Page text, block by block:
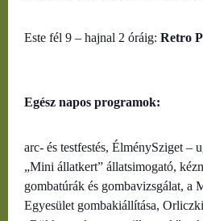
Este fél 9 – hajnal 2 óráig: Retro
Egész napos programok:
arc- és testfestés, ÉlménySziget –
„Mini állatkert” állatsimogató,
gombatúrák és gombavizsgálat, a
Egyesület gombakiállítása,